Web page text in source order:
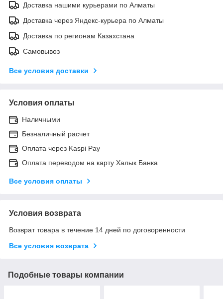
Доставка нашими курьерами по Алматы
Доставка через Яндекс-курьера по Алматы
Доставка по регионам Казахстана
Самовывоз
Все условия доставки
Условия оплаты
Наличными
Безналичный расчет
Оплата через Kaspi Pay
Оплата переводом на карту Халык Банка
Все условия оплаты
Условия возврата
Возврат товара в течение 14 дней по договоренности
Все условия возврата
Подобные товары компании